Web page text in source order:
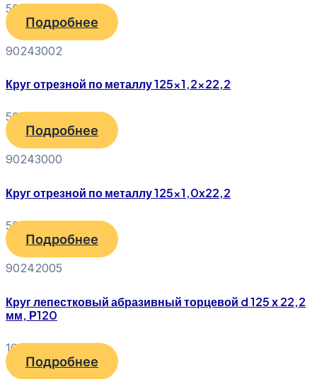
50₽
Подробнее
90243002
Круг отрезной по металлу 125×1,2×22,2
50
Подробнее
90243000
Круг отрезной по металлу 125×1,0x22,2
50
Подробнее
90242005
Круг лепестковый абразивный торцевой d 125 х 22,2
мм, Р120
100
Подробнее